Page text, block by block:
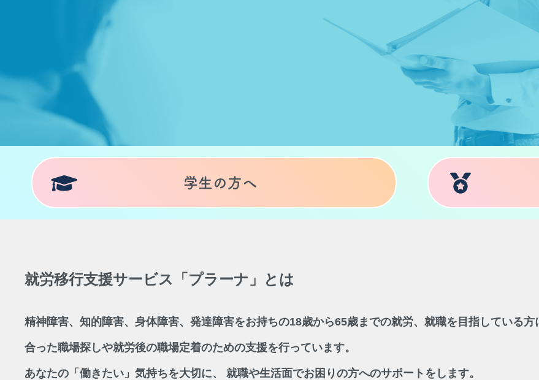
学生の方へ
就労移行支援サービス「プラーナ」とは
精神障害、知的障害、身体障害、発達障害をお持ちの18歳から65歳までの就労、就職を目指している
合った職場探しや就労後の職場定着のための支援を行っています。
あなたの「働きたい」気持ちを大切に、 就職や生活面でお困りの方へのサポートをします。